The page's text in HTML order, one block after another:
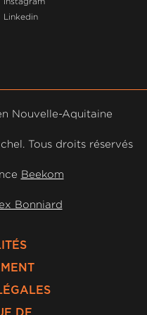
Linkedin
Nouvelle-Aquitaine
Tous droits réservés
Beekom
Bonniard